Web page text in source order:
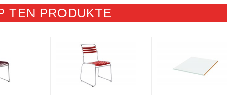
TEN PRODUKTE